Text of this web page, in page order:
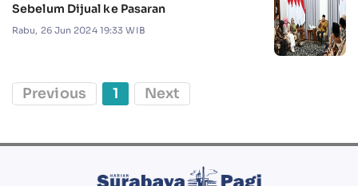
Sebelum Dijual ke Pasaran
Rabu, 26 Jun 2024 19:33 WIB
Previous 1 Next